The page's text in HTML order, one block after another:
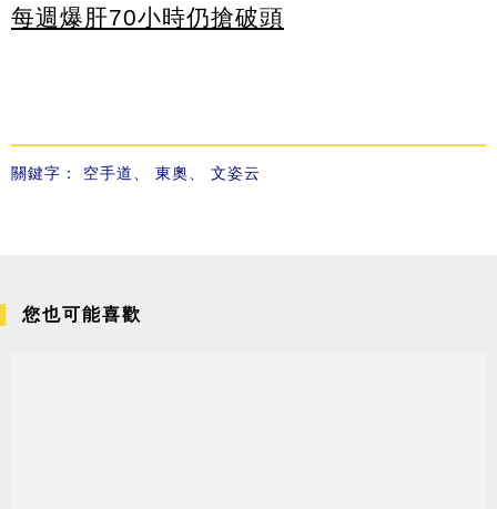
每週爆肝70小時仍搶破頭
關鍵字： 空手道、 東奧、 文姿云
您也可能喜歡